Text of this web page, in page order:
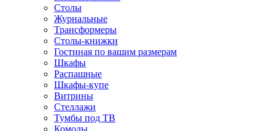
Столы
Журнальные
Трансформеры
Столы-книжки
Гостиная по вашим размерам
Шкафы
Распашные
Шкафы-купе
Витрины
Стеллажи
Тумбы под ТВ